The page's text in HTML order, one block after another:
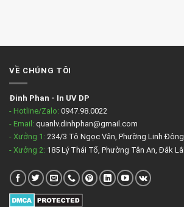
VỀ CHÚNG TÔI
Đinh Phan - In UV DP
- Hotline/Zalo: 0947.98.0022
- Email: quanlv.dinhphan@gmail.com
- Xưởng 1: 234/3 Tô Ngọc Vân, Phường Linh
- Xưởng 2: 185 Lý Thái Tổ, Phường Tân An, Đắk